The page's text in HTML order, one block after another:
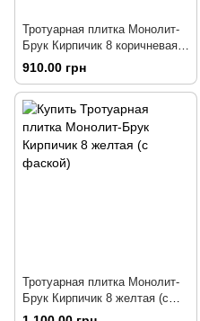
Тротуарная плитка Монолит-
Брук Кирпичик 8 коричневая
(с фаской)
910.00 грн
Тротуарная плитка Монолит-
Брук Кирпичик 8 желтая (с
фаской)